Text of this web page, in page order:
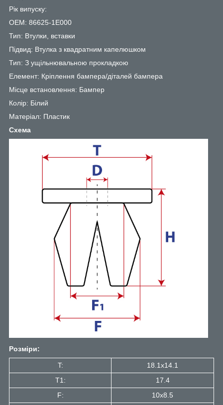
Рік випуску:
OEM: 86625-1E000
Тип: Втулки, вставки
Підвид: Втулка з квадратним капелюшком
Тип: З ущільнювальною прокладкою
Елемент: Кріплення бампера/діталей бампера
Місце встановлення: Бампер
Колір: Білий
Матеріал: Пластик
Схема
Розміри:
T:
18.1x14.1
T1:
17.4
F:
10x8.5